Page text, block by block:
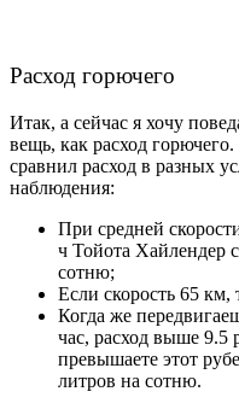
Расход горючего
Итак, а сейчас я хочу
вещь, как расход
сравнил расход в разных
наблюдения:
При средней
ч Тойота Хайлендер
сотню;
Если скорость 65 км,
Когда же
час, расход выше 9.5
превышаете этот
литров на сотню.